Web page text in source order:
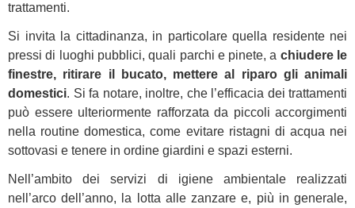
trattamenti.
Si invita la cittadinanza, in particolare quella residente nei
pressi di luoghi pubblici, quali parchi e pinete, a chiudere le
finestre, ritirare il bucato, mettere al riparo gli animali
domestici. Si fa notare, inoltre, che l’efficacia dei trattamenti
può essere ulteriormente rafforzata da piccoli accorgimenti
nella routine domestica, come evitare ristagni di acqua nei
sottovasi e tenere in ordine giardini e spazi esterni.
Nell’ambito dei servizi di igiene ambientale realizzati
nell’arco dell’anno, la lotta alle zanzare e, più in generale,